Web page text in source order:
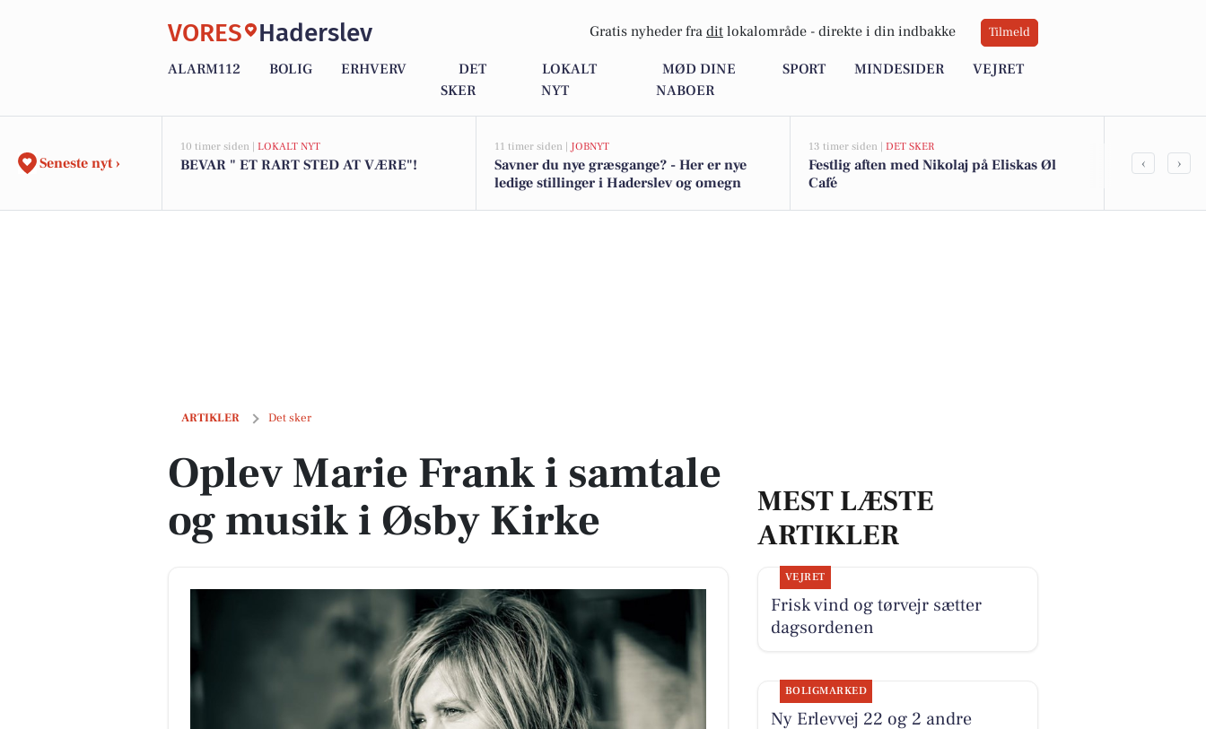
VORES Haderslev Gratis nyheder fra dit lokalområde - direkte i din indbakke Tilmeld
ALARM112 BOLIG ERHVERV
DET
SKER
LOKALT
NYT
MØD DINE
NABOER
SPORT MINDESIDER VEJRET
Seneste nyt ›
10 timer siden | LOKALT NYT
BEVAR " ET RART STED AT VÆRE"!
11 timer siden | JOBNYT
Savner du nye græsgange? - Her er nye
ledige stillinger i Haderslev og omegn
13 timer siden | DET SKER
Festlig aften med Nikolaj på Eliskas Øl
Café
‹ ›
ARTIKLER Det sker
Oplev Marie Frank i samtale og musik i Øsby Kirke
Oplev Marie Frank i samtale
og musik i Øsby Kirke
MEST LÆSTE
ARTIKLER
VEJRET
Frisk vind og tørvejr sætter
dagsordenen
BOLIGMARKED
Ny Erlevvej 22 og 2 andre